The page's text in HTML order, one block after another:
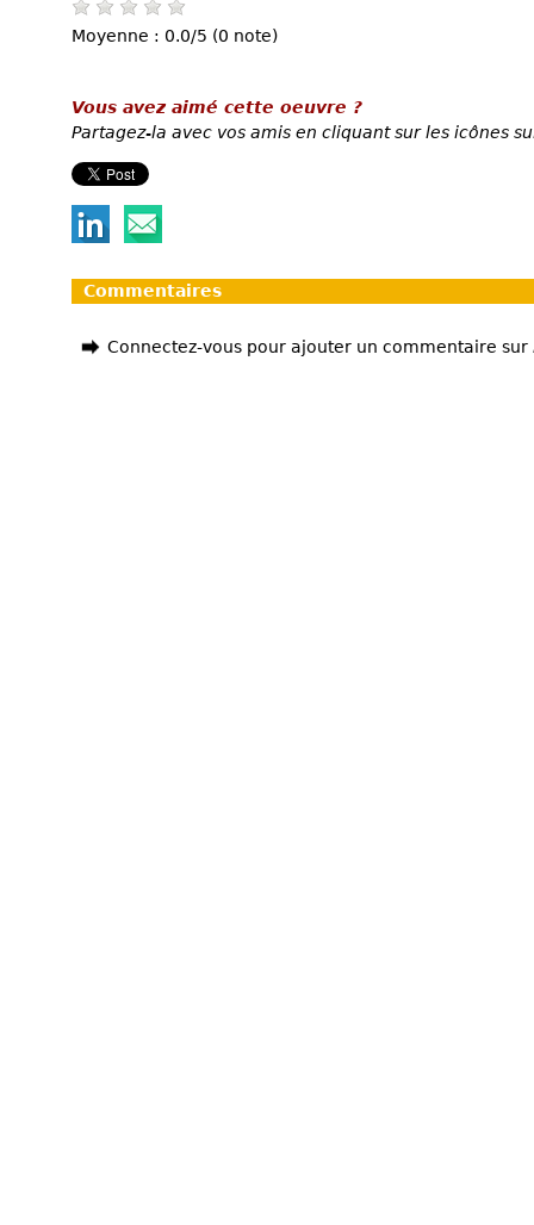
Moyenne : 0.0/5 (0 note)
Vous avez aimé cette oeuvre ?
Partagez-la avec vos amis en cliquant sur les icônes
Commentaires
Connectez-vous pour ajouter un commentaire sur